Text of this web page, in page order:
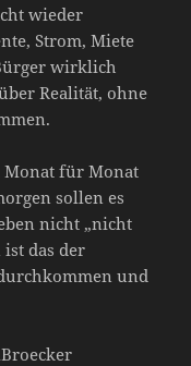
wieder
Strom, Miete
wirklich
Realität, ohne
Monat für Monat
sollen es
nicht „nicht
das der
und